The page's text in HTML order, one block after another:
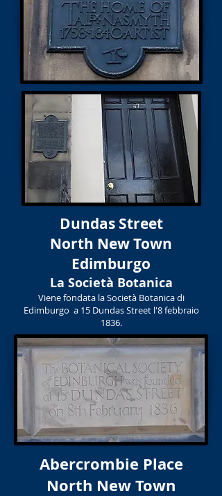
Dundas Street
North New Town
Edimburgo
La Società Botanica
Viene fondata la Società Botanica di
Edimburgo a 15 Dundas Street l'8 febbraio
1836.
Abercrombie Place
North New Town